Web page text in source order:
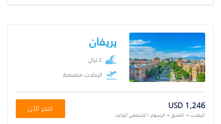
يريفان
2 ليال
الرحلات متضمنة
USD 1,246
الرحلات + الفندق + الرسوم / للشخص الواحد
احجز الآن